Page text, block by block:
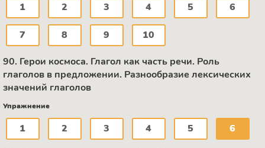
1 2 3 4 5 6
7 8 9 10
90. Герои космоса. Глагол как часть речи. Роль
глаголов в предложении. Разнообразие лексических
значений глаголов
Упражнение
1 2 3 4 5 6